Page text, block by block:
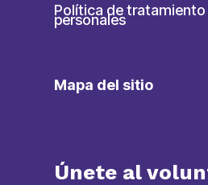
Política de
personales
Mapa del sitio
Únete al